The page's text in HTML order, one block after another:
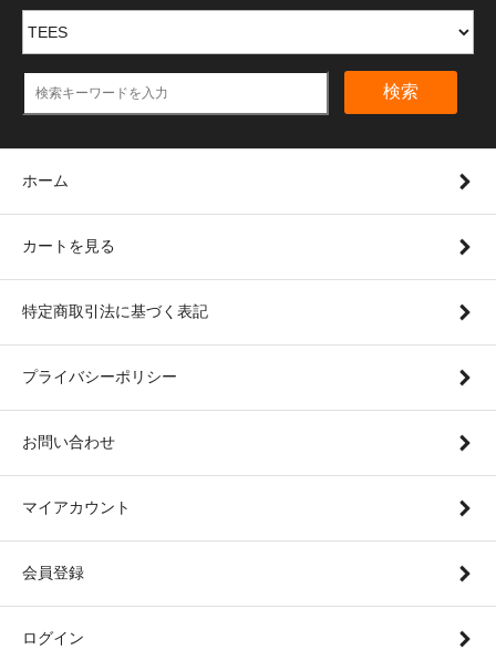
検索
ホーム
カートを見る
特定商取引法に基づく表記
プライバシーポリシー
お問い合わせ
マイアカウント
会員登録
ログイン